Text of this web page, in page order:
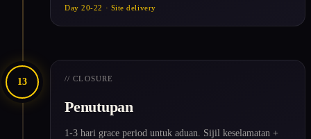
Day 20-22 · Site delivery
13 // CLOSURE
Penutupan
1-3 hari grace period untuk aduan. Sijil keselamatan +